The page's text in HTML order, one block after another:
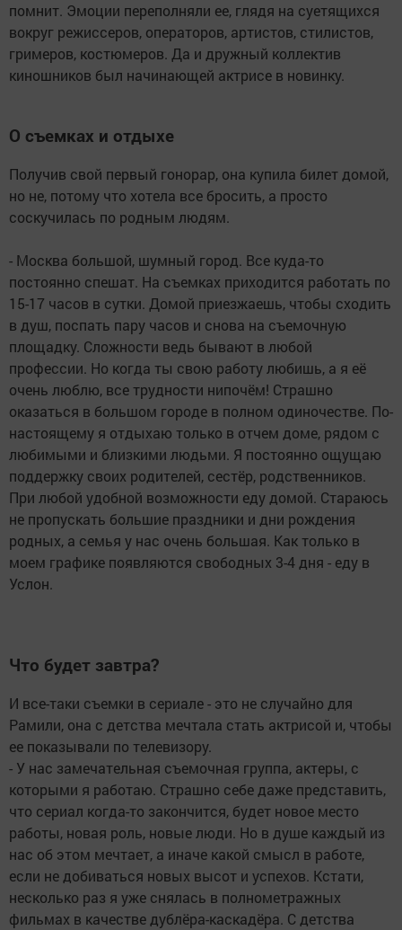
помнит. Эмоции переполняли ее, глядя на суетящихся
вокруг режиссеров, операторов, артистов, стилистов,
гримеров, костюмеров. Да и дружный коллектив
киношников был начинающей актрисе в новинку.
О съемках и отдыхе
Получив свой первый гонорар, она купила билет домой,
но не, потому что хотела все бросить, а просто
соскучилась по родным людям.
- Москва большой, шумный город. Все куда-то
постоянно спешат. На съемках приходится работать по
15-17 часов в сутки. Домой приезжаешь, чтобы сходить
в душ, поспать пару часов и снова на съемочную
площадку. Сложности ведь бывают в любой
профессии. Но когда ты свою работу любишь, а я её
очень люблю, все трудности нипочём! Страшно
оказаться в большом городе в полном одиночестве. По-
настоящему я отдыхаю только в отчем доме, рядом с
любимыми и близкими людьми. Я постоянно ощущаю
поддержку своих родителей, сестёр, родственников.
При любой удобной возможности еду домой. Стараюсь
не пропускать большие праздники и дни рождения
родных, а семья у нас очень большая. Как только в
моем графике появляются свободных 3-4 дня - еду в
Услон.
Что будет завтра?
И все-таки съемки в сериале - это не случайно для
Рамили, она с детства мечтала стать актрисой и, чтобы
ее показывали по телевизору.
- У нас замечательная съемочная группа, актеры, с
которыми я работаю. Страшно себе даже представить,
что сериал когда-то закончится, будет новое место
работы, новая роль, новые люди. Но в душе каждый из
нас об этом мечтает, а иначе какой смысл в работе,
если не добиваться новых высот и успехов. Кстати,
несколько раз я уже снялась в полнометражных
фильмах в качестве дублёра-каскадёра. С детства